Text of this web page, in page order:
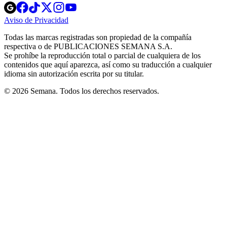
Opens
in
new
Opens
in
new
Opens
in
new
window
Opens
new
windowwindow
Aviso de Privacidad
new
window
Todas las marcas registradas son propiedad de la compañía
respectiva o de PUBLICACIONES SEMANA S.A.
Se prohíbe la reproducción total o parcial de cualquiera de los
contenidos que aquí aparezca, así como su traducción a cualquier
idioma sin autorización escrita por su titular.
© 2026 Semana. Todos los derechos reservados.